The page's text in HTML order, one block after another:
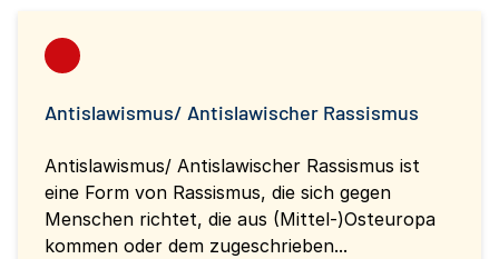
Antislawismus/ Antislawischer Rassismus
Antislawismus/ Antislawischer Rassismus ist
eine Form von Rassismus, die sich gegen
Menschen richtet, die aus (Mittel-)Osteuropa
kommen oder dem zugeschrieben...